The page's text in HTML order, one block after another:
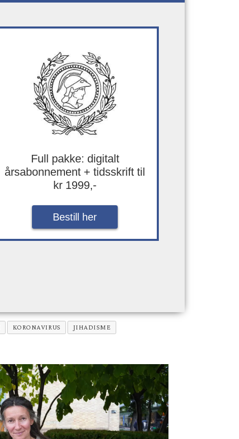
Full pakke: digitalt
årsabonnement + tidsskrift til
kr 1999,-
Bestill her
KORONAVIRUS JIHADISME